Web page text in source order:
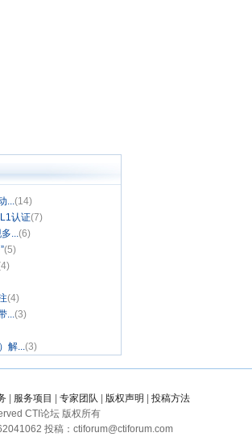
...(14)
认证(7)
...(6)
(5)
(4)
...(3)
解...(3)
服务项目 专家团队 版权声明
投稿方法
CTI论坛 版权所有
投稿：ctiforum@ctiforum.com